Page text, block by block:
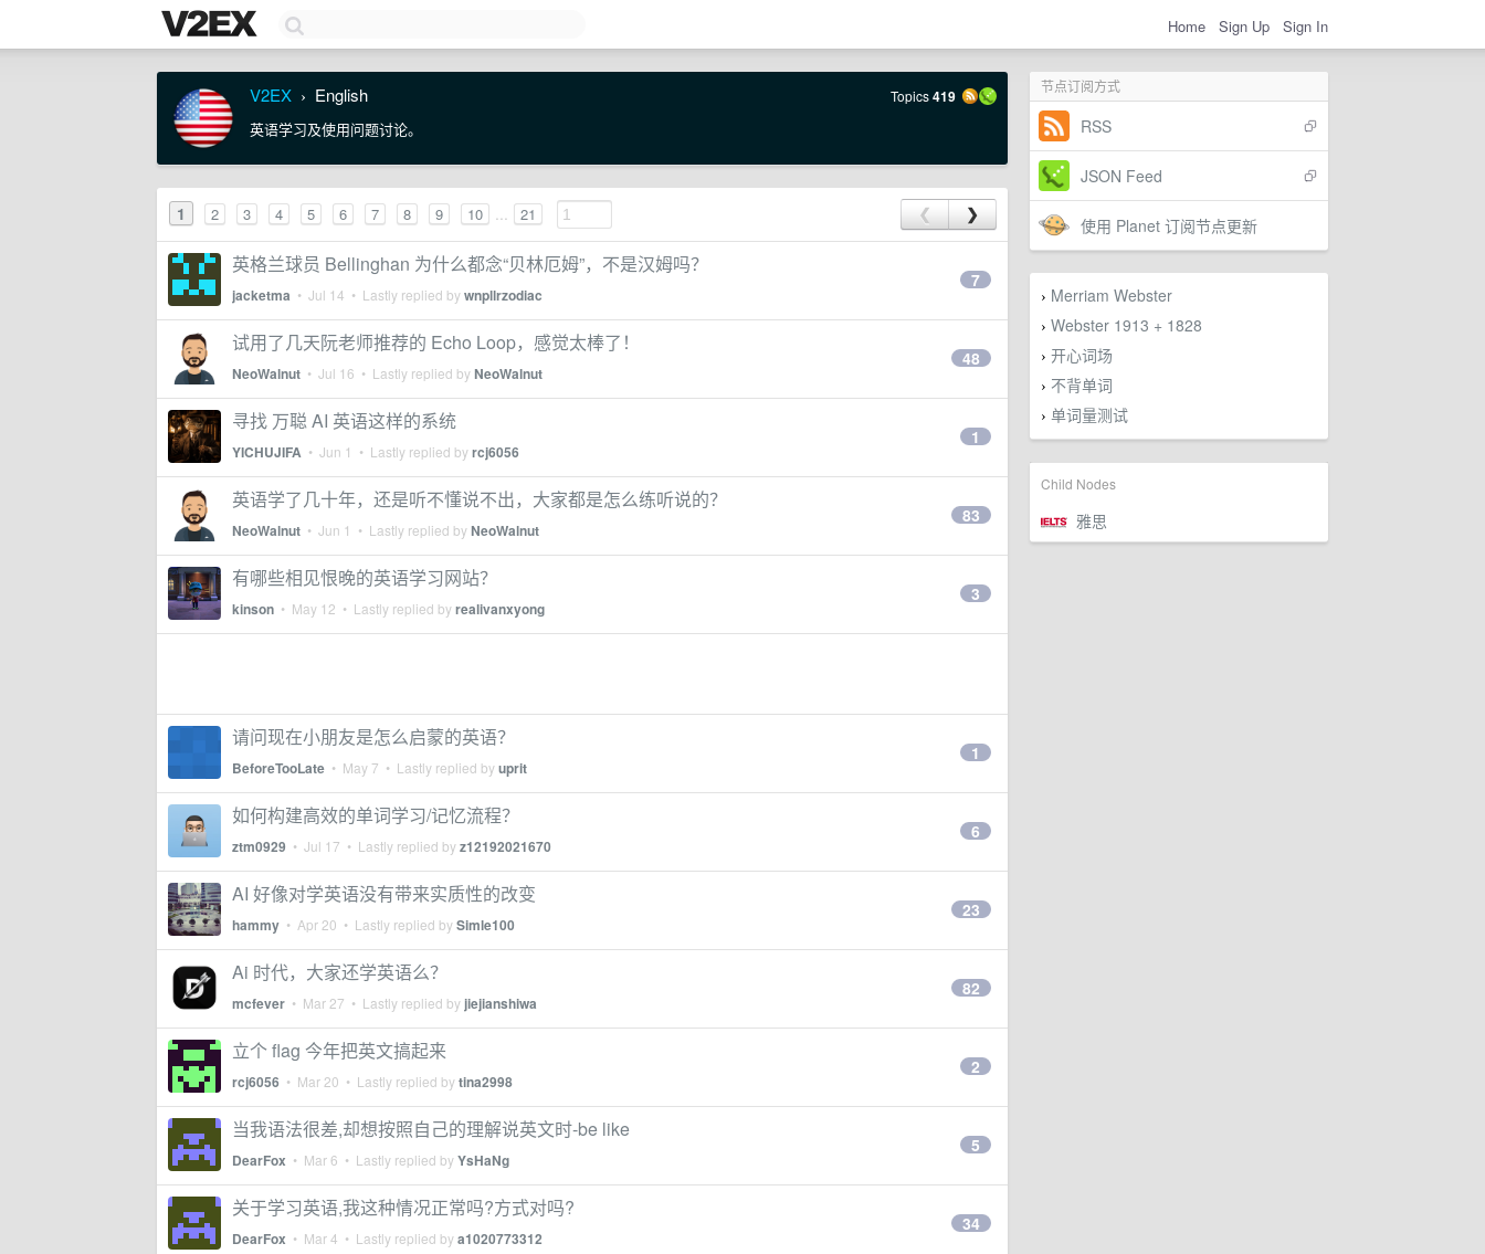
Home Sign Up Sign In
节点订阅方式
RSS
JSON Feed
使用 Planet 订阅节点更新
› Merriam Webster
› Webster 1913 + 1828
› 开心词场
› 不背单词
› 单词量测试
Child Nodes
V2EX › English Topics419
英语学习及使用问题讨论。
1 2 3 4 5 6 7 8 9 10 ... 21 ❮ ❯
英格兰球员 Bellinghan 为什么都念“贝林厄姆”，不是汉姆吗？
jacketma • Jul 14 • Lastly replied bywnpllrzodiac
7
试用了几天阮老师推荐的 Echo Loop，感觉太棒了！
NeoWalnut • Jul 16 • Lastly replied byNeoWalnut
48
寻找 万聪 AI 英语这样的系统
YICHUJIFA • Jun 1 • Lastly replied byrcj6056
1
英语学了几十年，还是听不懂说不出，大家都是怎么练听说的？
NeoWalnut • Jun 1 • Lastly replied byNeoWalnut
83
有哪些相见恨晚的英语学习网站？
kinson • May 12 • Lastly replied byrealivanxyong
3
请问现在小朋友是怎么启蒙的英语？
BeforeTooLate • May 7 • Lastly replied byuprit
1
如何构建高效的单词学习/记忆流程？
ztm0929 • Jul 17 • Lastly replied byz12192021670
6
AI 好像对学英语没有带来实质性的改变
hammy • Apr 20 • Lastly replied bySimle100
23
Ai 时代，大家还学英语么？
mcfever • Mar 27 • Lastly replied by jiejianshiwa
82
立个 flag 今年把英文搞起来
rcj6056 • Mar 20 • Lastly replied bytina2998
2
当我语法很差,却想按照自己的理解说英文时-be like
DearFox • Mar 6 • Lastly replied byYsHaNg
5
关于学习英语,我这种情况正常吗?方式对吗?
DearFox • Mar 4 • Lastly replied bya1020773312
34